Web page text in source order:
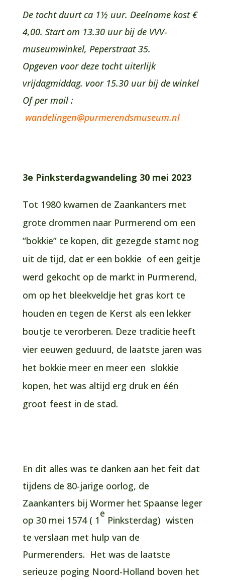
De tocht duurt ca 1½ uur. Deelname kost €
4,00. Start om 13.30 uur bij de VVV-
museumwinkel, Peperstraat 35.
Opgeven voor deze tocht uiterlijk
vrijdagmiddag. voor 15.30 uur bij de winkel
Of per mail :
wandelingen@purmerendsmuseum.nl
3e Pinksterdagwandeling 30 mei 2023
Tot 1980 kwamen de Zaankanters met
grote drommen naar Purmerend om een
“bokkie” te kopen, dit gezegde stamt nog
uit de tijd, dat er een bokkie of een geitje
werd gekocht op de markt in Purmerend,
om op het bleekveldje het gras kort te
houden en tegen de Kerst als een lekker
boutje te verorberen. Deze traditie heeft
vier eeuwen geduurd, de laatste jaren was
het bokkie meer en meer een slokkie
kopen, het was altijd erg druk en één
groot feest in de stad.
En dit alles was te danken aan het feit dat
tijdens de 80-jarige oorlog, de
Zaankanters bij Wormer het Spaanse leger
op 30 mei 1574 ( 1
e
Pinksterdag) wisten
te verslaan met hulp van de
Purmerenders. Het was de laatste
serieuze poging Noord-Holland boven het